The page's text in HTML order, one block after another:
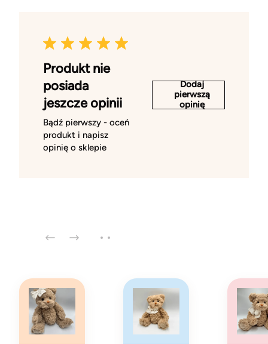
Produkt nie
posiada
jeszcze opinii
Bądź pierwszy - oceń
produkt i napisz
opinię o sklepie
Dodaj
pierwszą
opinię